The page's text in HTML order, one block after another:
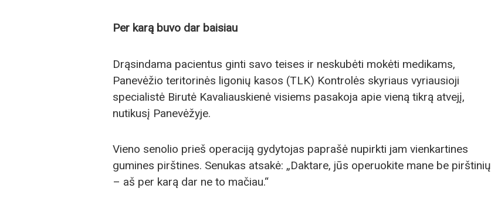
Per karą buvo dar baisiau
Drąsindama pacientus ginti savo teises ir neskubėti mokėti medikams,
Panevėžio teritorinės ligonių kasos (TLK) Kontrolės skyriaus vyriausioji
specialistė Birutė Kavaliauskienė visiems pasakoja apie vieną tikrą atvejį,
nutikusį Panevėžyje.
Vieno senolio prieš operaciją gydytojas paprašė nupirkti jam vienkartines
gumines pirštines. Senukas atsakė: „Daktare, jūs operuokite mane be pirštinių
– aš per karą dar ne to mačiau.“